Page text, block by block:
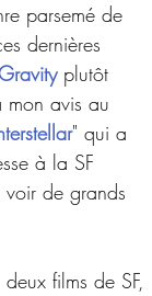
parsemé de
dernières
plutôt
mon avis au
" qui a
à la SF
de grands
films de SF,